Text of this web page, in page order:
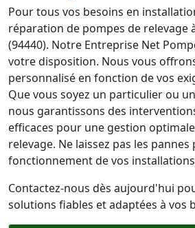
Pour tous vos besoins en
réparation de pompes de relevage
(94440). Notre Entreprise Net
votre disposition. Nous vous
personnalisé en fonction de vos
Que vous soyez un particulier ou
nous garantissons des
efficaces pour une gestion
relevage. Ne laissez pas les
fonctionnement de vos
Contactez-nous dès aujourd'hui
solutions fiables et adaptées à vos